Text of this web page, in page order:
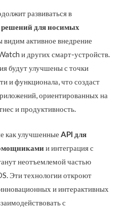
развиваться в
для носимых
видим активное внедрение
и других смарт-устройств.
будут улучшены с точки
и функционала, что создаст
ориентированных на
и продуктивность.
как улучшенные API для
и интеграция с
неотъемлемой частью
Эти технологии откроют
и интерактивных
с